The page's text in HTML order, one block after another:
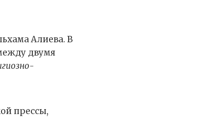
Алиева. В
двумя
прессы,